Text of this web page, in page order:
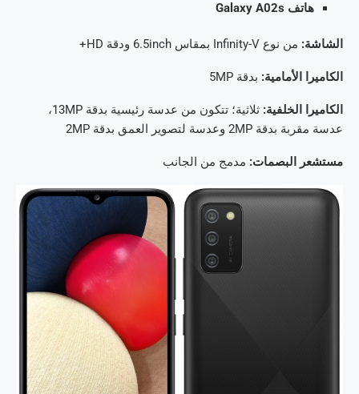
هاتف Galaxy A02s
الشاشة: من نوع Infinity-V بمقاس 6.5inch ودقة HD+
الكاميرا الأمامية: بدقة 5MP
الكاميرا الخلفية:
ثلاثية؛ تتكون من عدسة رئيسية بدقة 13MP،
عدسة مقربة بدقة 2MP وعدسة لتصوير العمق بدقة 2MP
مستشعر البصمات: مدمج من الجانب